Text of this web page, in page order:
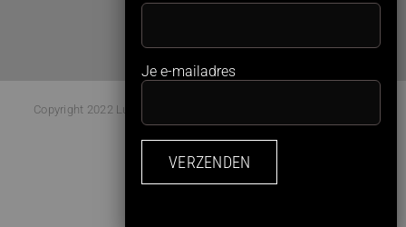
Copyright 2022 Luxury Gardens Magazine | All Rights Reserved |
Facebook
Instagram
Je e-mailadres